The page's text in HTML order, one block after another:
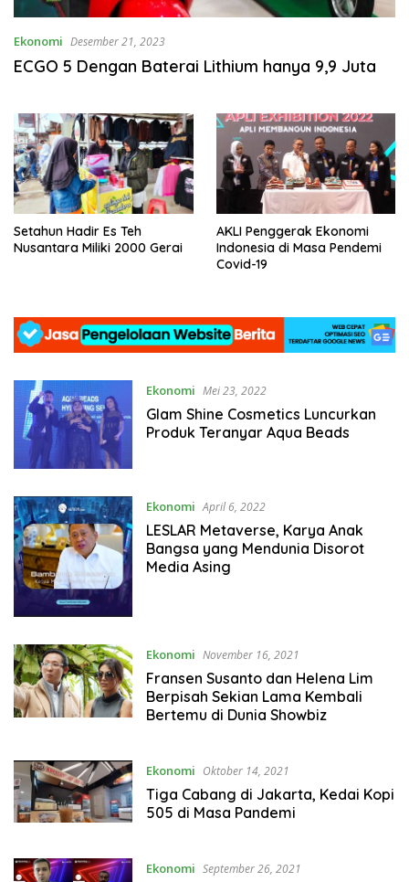
Ekonomi Desember 21, 2023
ECGO 5 Dengan Baterai Lithium hanya 9,9 Juta
Setahun Hadir Es Teh
Nusantara Miliki 2000 Gerai
AKLI Penggerak Ekonomi
Indonesia di Masa Pendemi
Covid-19
Ekonomi Mei 23, 2022
Glam Shine Cosmetics Luncurkan
Produk Teranyar Aqua Beads
Ekonomi April 6, 2022
LESLAR Metaverse, Karya Anak
Bangsa yang Mendunia Disorot
Media Asing
Ekonomi November 16, 2021
Fransen Susanto dan Helena Lim
Berpisah Sekian Lama Kembali
Bertemu di Dunia Showbiz
Ekonomi Oktober 14, 2021
Tiga Cabang di Jakarta, Kedai Kopi
505 di Masa Pandemi
Ekonomi September 26, 2021